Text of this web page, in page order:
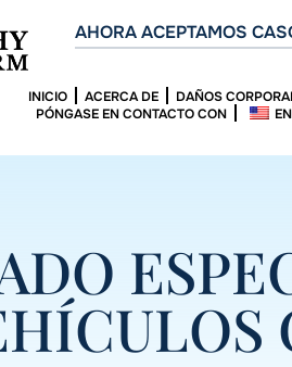
AHORA ACEPTAMOS
INICIO ACERCA DE DAÑOS
PÓNGASE EN CONTACTO CON